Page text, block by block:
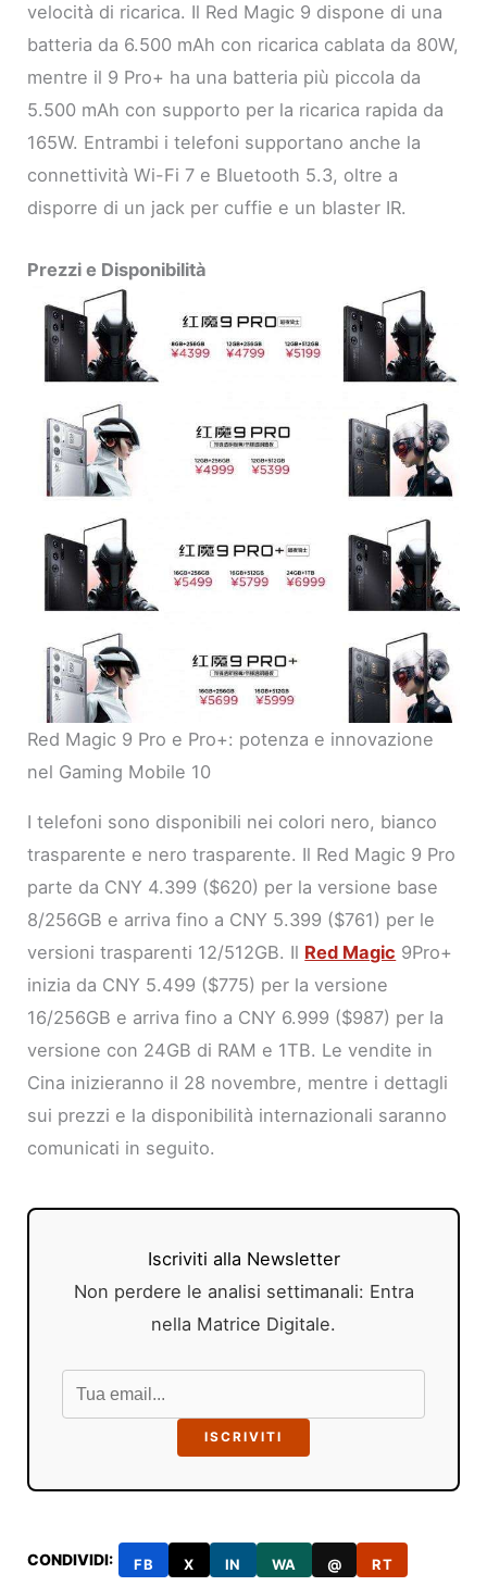
velocità di ricarica. Il Red Magic 9 dispone di una
batteria da 6.500 mAh con ricarica cablata da 80W,
mentre il 9 Pro+ ha una batteria più piccola da
5.500 mAh con supporto per la ricarica rapida da
165W. Entrambi i telefoni supportano anche la
connettività Wi-Fi 7 e Bluetooth 5.3, oltre a
disporre di un jack per cuffie e un blaster IR.
Prezzi e Disponibilità
Red Magic 9 Pro e Pro+: potenza e innovazione
nel Gaming Mobile 10
I telefoni sono disponibili nei colori nero, bianco
trasparente e nero trasparente. Il Red Magic 9 Pro
parte da CNY 4.399 ($620) per la versione base
8/256GB e arriva fino a CNY 5.399 ($761) per le
versioni trasparenti 12/512GB. Il Red Magic 9Pro+
inizia da CNY 5.499 ($775) per la versione
16/256GB e arriva fino a CNY 6.999 ($987) per la
versione con 24GB di RAM e 1TB. Le vendite in
Cina inizieranno il 28 novembre, mentre i dettagli
sui prezzi e la disponibilità internazionali saranno
comunicati in seguito.
Iscriviti alla Newsletter
Non perdere le analisi settimanali: Entra
nella Matrice Digitale.
ISCRIVITI
CONDIVIDI: FB X IN WA @ RT